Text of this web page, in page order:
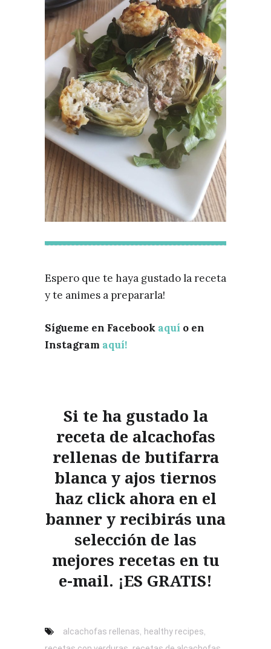
Espero que te haya gustado la receta
y te animes a prepararla!
Sígueme en Facebook aquí o en
Instagram aquí!
Si te ha gustado la
receta de alcachofas
rellenas de butifarra
blanca y ajos tiernos
haz click ahora en el
banner y recibirás una
selección de las
mejores recetas en tu
e-mail. ¡ES GRATIS!
alcachofas rellenas healthy recipes